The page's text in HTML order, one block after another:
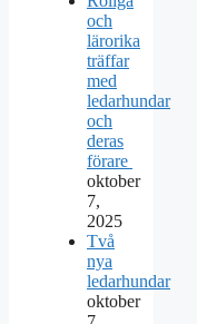
och
lärorika
träffar
med
ledarhundar
och
deras
förare
oktober
7,
2025
Två
nya
ledarhundar
oktober